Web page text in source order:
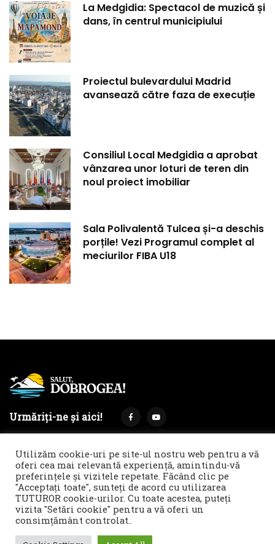
La Medgidia: Spectacol de muzică și
dans, în centrul municipiului
Proiectul bulevardului Madrid
avansează către faza de execuție
Consiliul Local Medgidia a aprobat
vânzarea unor loturi de teren din
noul proiect imobiliar
Sala Polivalentă Tulcea și-a deschis
porțile! Vezi Programul complet al
meciurilor FIBA U18
Urmăriți-ne și aici!
Termeni și condiții
Politica de cookies & GDPR
Noi îți facem reclamă!
© 2021 Salut, Dobrogea! - Ziar de informare și atitudine || E-
Utilizăm cookie-uri pe site-ul nostru web pentru a vă
oferi cea mai relevantă experiență, amintindu-vă
preferințele și vizitele repetate. Făcând clic pe
"Acceptați toate", sunteți de acord cu utilizarea
TUTUROR cookie-urilor. Cu toate acestea, puteți
vizita "Setări cookie" pentru a vă oferi un
consimțământ controlat..